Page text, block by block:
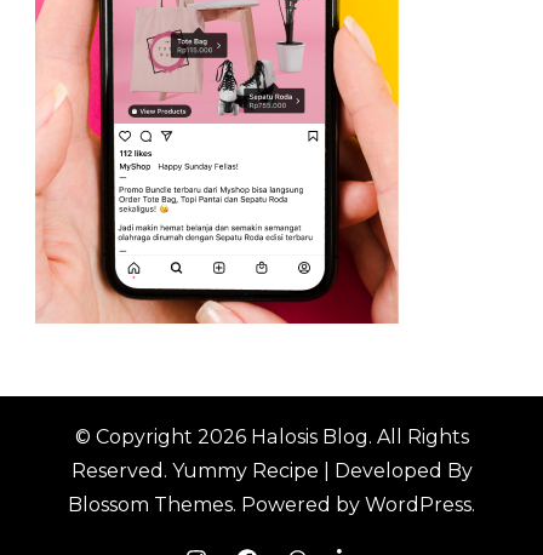
© Copyright 2026 Halosis Blog. All Rights
Reserved. Yummy Recipe | Developed By
Blossom Themes. Powered by WordPress.